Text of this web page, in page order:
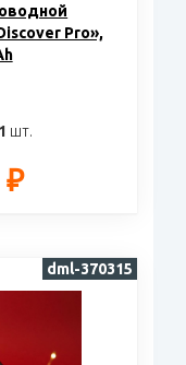
Pro»,
шт.
₽
dml-370315